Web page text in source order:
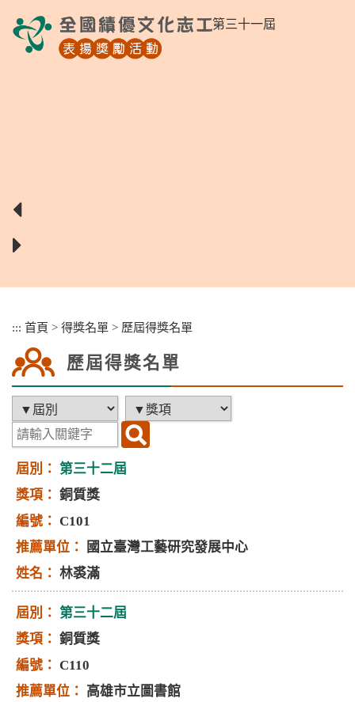
第三十一屆
::: 首頁 > 得獎名單 > 歷屆得獎名單
歷屆得獎名單
第三十二屆
銅質獎
C101
國立臺灣工藝研究發展中心
林裘滿
第三十二屆
銅質獎
C110
高雄市立圖書館